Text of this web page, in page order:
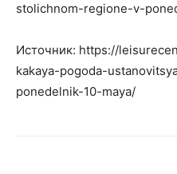
stolichnom-regione-v-
Источник: https://
kakaya-pogoda-
ponedelnik-10-maya/